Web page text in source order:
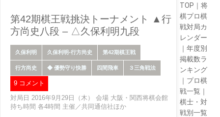
第42期棋王戦挑決トーナメント ▲行
方尚史八段 – △久保利明九段
久保利明 久保利明-行方尚史 第42期棋王戦
行方尚史 ◆ 優勢守り快勝 四間飛車 ３三角戦法
9 コメント
対局日 2016年9月29日（木） 会場 大阪・関西将棋会館
持ち時間 各4時間 主催／共同通信社ほか
TOP ｜ 将
棋プロ棋
戦対局カ
レンダー
｜ 年度別
掲載数ラ
ンキング
｜ プロ棋
戦一覧 ｜
棋士・対
戦別一覧